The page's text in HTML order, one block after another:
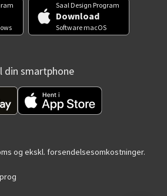
Saal Design Program
Download
Software macOS
din smartphone
og ekskl. forsendelsesomkostninger.